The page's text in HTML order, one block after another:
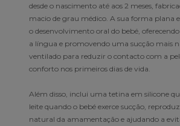
desde o nascimento até aos 2 meses,
macio de grau médico. A sua forma plana
o desenvolvimento oral do bebé,
a língua e promovendo uma sucção mais
ventilado para reduzir o contacto com a
conforto nos primeiros dias de vida.
Além disso, inclui uma tetina em silicone
leite quando o bebé exerce sucção,
natural da amamentação e ajudando a